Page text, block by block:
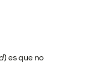
) es que no